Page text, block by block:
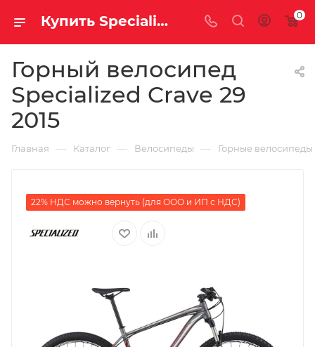
Купить Specialized Crave 29 2015 за рублей, а со скидкой 0
Горный велосипед
Specialized Crave 29
2015
Главная — Каталог — Велосипеды — Горные велосипеды
22% НДС можно вернуть (для ООО и ИП с НДС)